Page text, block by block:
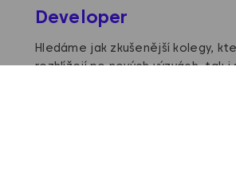
Developer
Hledáme jak zkušenější kolegy,
rozhlížejí po nových výzvách, tak i